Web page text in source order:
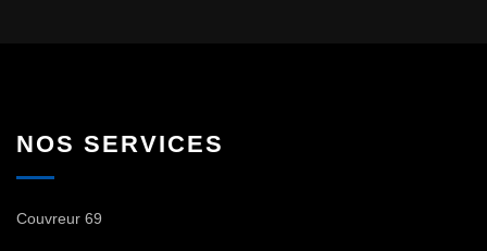
NOS SERVICES
Couvreur 69